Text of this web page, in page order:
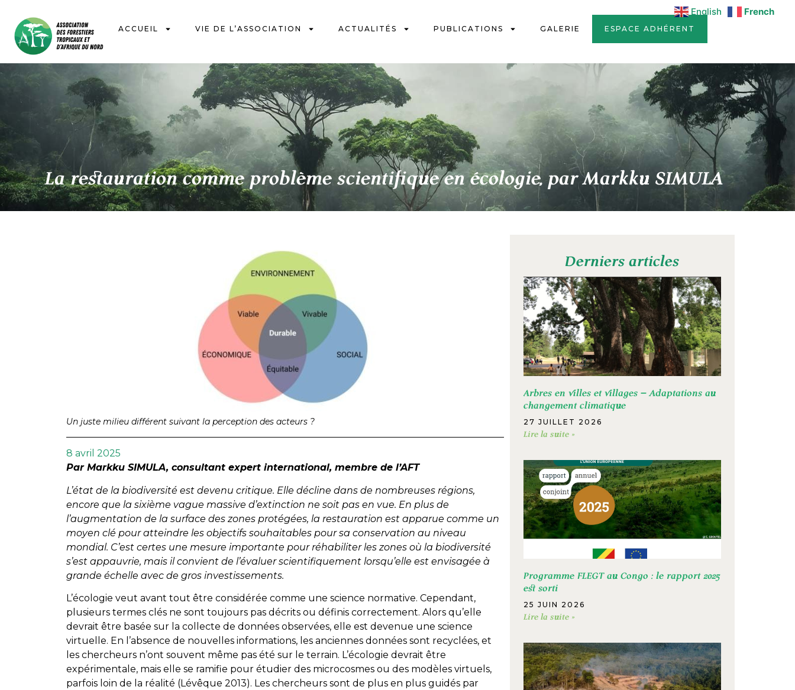
ACCUEIL VIE DE L’ASSOCIATION ACTUALITÉS PUBLICATIONS GALERIE ESPACE ADHÉRENT
La restauration comme problème scientifique en écologie, par Markku SIMULA
Un juste milieu différent suivant la perception des acteurs ?
8 avril 2025
Par Markku SIMULA, consultant expert international, membre de l’AFT
L’état de la biodiversité est devenu critique. Elle décline dans de nombreuses régions,
encore que la sixième vague massive d’extinction ne soit pas en vue. En plus de
l’augmentation de la surface des zones protégées, la restauration est apparue comme un
moyen clé pour atteindre les objectifs souhaitables pour sa conservation au niveau
mondial. C’est certes une mesure importante pour réhabiliter les zones où la biodiversité
s’est appauvrie, mais il convient de l’évaluer scientifiquement lorsqu’elle est envisagée à
grande échelle avec de gros investissements.
L’écologie veut avant tout être considérée comme une science normative. Cependant,
plusieurs termes clés ne sont toujours pas décrits ou définis correctement. Alors qu’elle
devrait être basée sur la collecte de données observées, elle est devenue une science
virtuelle. En l’absence de nouvelles informations, les anciennes données sont recyclées, et
les chercheurs n’ont souvent même pas été sur le terrain. L’écologie devrait être
expérimentale, mais elle se ramifie pour étudier des microcosmes ou des modèles virtuels,
parfois loin de la réalité (Lévêque 2013). Les chercheurs sont de plus en plus guidés par
Derniers articles
Arbres en villes et villages – Adaptations au
changement climatique
27 JUILLET 2026
Lire la suite »
Programme FLEGT au Congo : le rapport 2025
est sorti
25 JUIN 2026
Lire la suite »
English French